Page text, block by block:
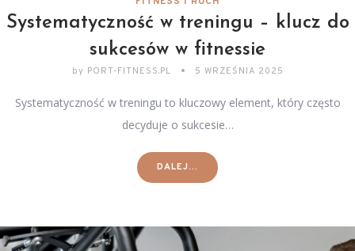
Systematyczność w treningu – klucz do
sukcesów w fitnessie
by PORT-FITNESS.PL 5 WRZEŚNIA 2025
Systematyczność w treningu to kluczowy element, który często
decyduje o sukcesie…
DALEJ...